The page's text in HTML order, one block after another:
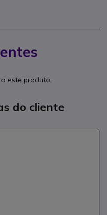
este produto.
do cliente